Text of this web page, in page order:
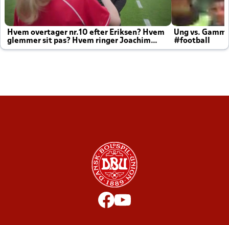
Hvem overtager nr.10 efter Eriksen? Hvem
glemmer sit pas? Hvem ringer Joachim
altid til efter kampe?
Ung vs.
#football